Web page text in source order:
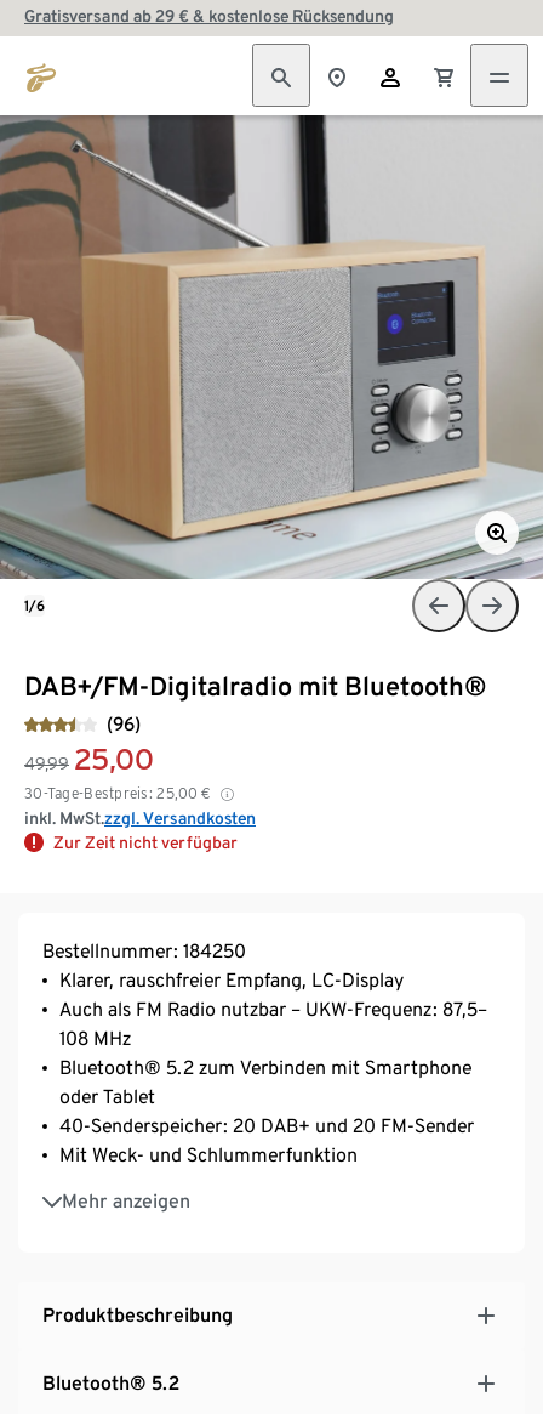
Gratisversand ab 29 € & kostenlose Rücksendung
DAB+/FM-Digitalradio mit Bluetooth®
(96)
49,99 25,00
30-Tage-Bestpreis: 25,00 €
inkl. MwSt.zzgl. Versandkosten
Zur Zeit nicht verfügbar
1/6
Bestellnummer: 184250
Klarer, rauschfreier Empfang, LC-Display
Auch als FM Radio nutzbar – UKW-Frequenz: 87,5–
108 MHz
Bluetooth® 5.2 zum Verbinden mit Smartphone
oder Tablet
40-Senderspeicher: 20 DAB+ und 20 FM-Sender
Mit Weck- und Schlummerfunktion
Mehr anzeigen
Inkl. Netzkabel
Akkulaufzeit bis zu 7 Stunden bei 60% Lautstärke
Produktbeschreibung
Bluetooth® 5.2